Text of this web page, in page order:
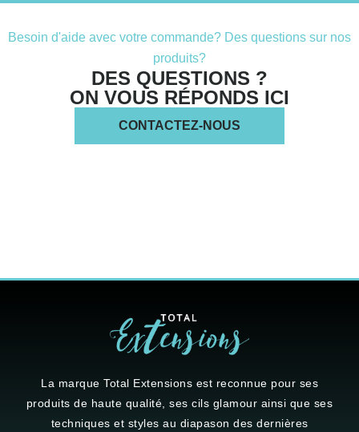
Besoin d'aide avec votre commande? Des questions sur nos
produits?
DES QUESTIONS ?
ON VOUS RÉPONDS ICI
CONTACTEZ-NOUS
La marque Total Extensions est reconnue pour ses
produits de haute qualité, ses cils glamour ainsi que ses
techniques et styles au diapason des dernières